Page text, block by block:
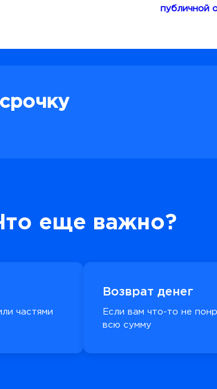
публичной
еще важно?
частями
Возврат денег
Если вам что-то не
всю сумму